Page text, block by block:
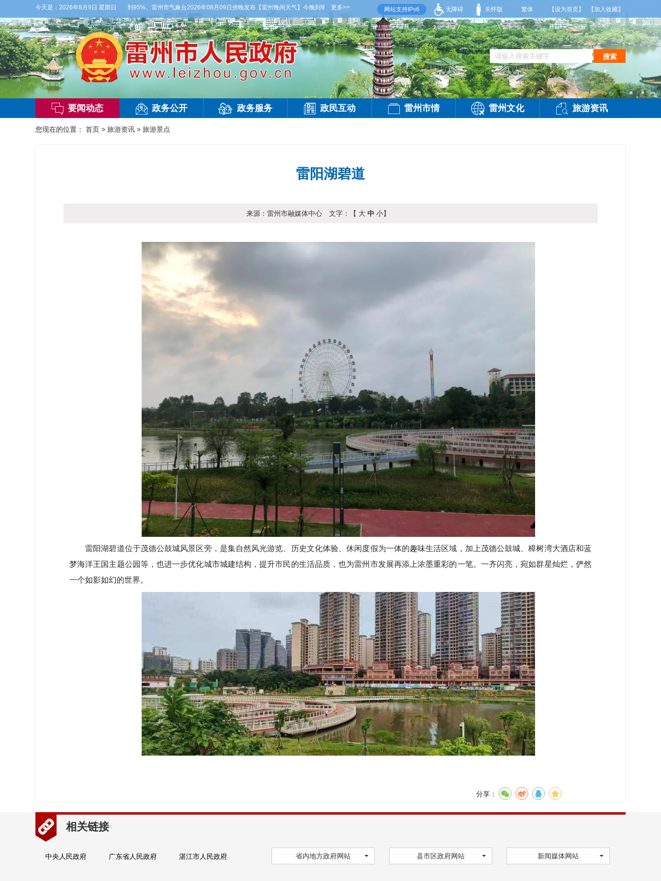
今天是： 2026年8月9日 星期日
偏西风3级，气温27到36度，相对湿度55%到95%。雷州市气象台2026年08月09日傍晚发布【雷州晚间天气】今晚到明天白天，多云间晴，有雷阵雨，偏西风3级，气温27到36度，相对湿度55%到95%。雷州市气象台2026年08月09日傍晚发布
更多>> 网站支持IPv6 无障碍 关怀版 繁体 【设为首页】 【加入收藏】
搜索
要闻动态 政务公开 政务服务 政民互动 雷州市情 雷州文化 旅游资讯
您现在的位置： 首页 > 旅游资讯 > 旅游景点
雷阳湖碧道
来源： 雷州市融媒体中心 文字：【 大 中 小】
雷阳湖碧道位于茂德公鼓城风景区旁，是集自然风光游览、历史文化体验、休闲度假为一体的趣味生活区域，加上茂德公鼓城、樟树湾大酒店和蓝
梦海洋王国主题公园等，也进一步优化城市城建结构，提升市民的生活品质，也为雷州市发展再添上浓墨重彩的一笔。一齐闪亮，宛如群星灿烂，俨然
一个如影如幻的世界。
分享：
相关链接
中央人民政府 广东省人民政府 湛江市人民政府 省内地方政府网站 县市区政府网站 新闻媒体网站